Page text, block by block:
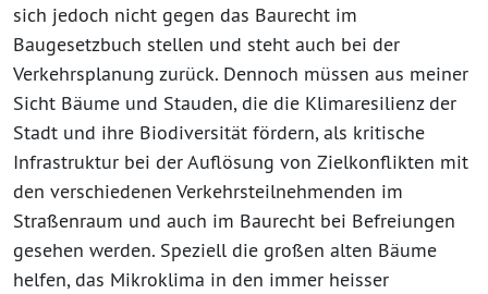
sich jedoch nicht gegen das Baurecht im
Baugesetzbuch stellen und steht auch bei der
Verkehrsplanung zurück. Dennoch müssen aus meiner
Sicht Bäume und Stauden, die die Klimaresilienz der
Stadt und ihre Biodiversität fördern, als kritische
Infrastruktur bei der Auflösung von Zielkonflikten mit
den verschiedenen Verkehrsteilnehmenden im
Straßenraum und auch im Baurecht bei Befreiungen
gesehen werden. Speziell die großen alten Bäume
helfen, das Mikroklima in den immer heisser